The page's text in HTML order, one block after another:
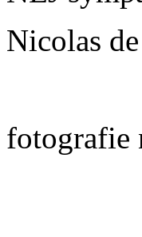
Nicolas
fotografie